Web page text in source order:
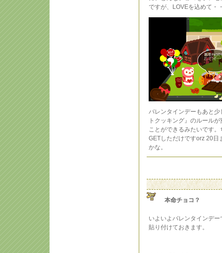
ですが、LOVEを込めて・
バレンタインデーもあと
トクッキング』のルール
ことができるみたいです
GETしただけですorz 20日
かな。
本命チョコ？
いよいよバレンタインデ
貼り付けておきます。